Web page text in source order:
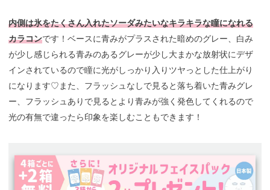
内側は氷をたくさん入れたソーダみたいなキラキラな瞳になれる
カラコンです！ベースに青みがプラスされた暗めのグレー、白み
が少し感じられる青みのあるグレーが少し大まかな放射状にデザ
インされているので瞳に光がしっかり入りツヤっとした仕上がり
になります♡また、フラッシュなしで見ると落ち着いた青みグレ
ー、フラッシュありで見るとより青みが強く発色してくれるので
光の有無で違ったら印象を楽しむこともできます！